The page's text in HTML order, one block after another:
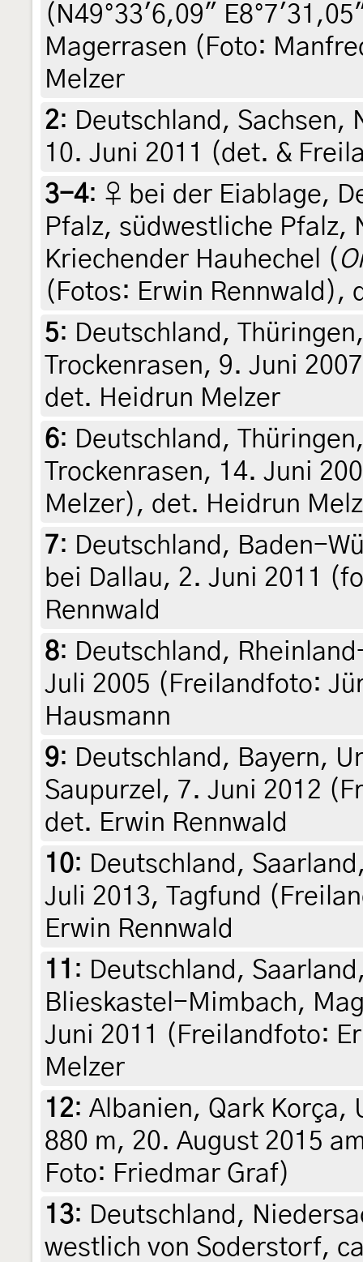
(N49°33'6,09"
Magerrasen (Foto:
Melzer
2: Deutschland, Sachsen,
10. Juni 2011 (det. &
3-4: ♀ bei der Eiablage,
Pfalz, südwestliche Pfalz,
Kriechender Hauhechel (
(Fotos: Erwin Rennwald),
5: Deutschland,
Trockenrasen, 9. Juni
det. Heidrun Melzer
6: Deutschland,
Trockenrasen, 14. Juni
Melzer), det. Heidrun
7: Deutschland, Baden-
bei Dallau, 2. Juni 2011
Rennwald
8: Deutschland,
Juli 2005 (Freilandfoto:
Hausmann
9: Deutschland, Bayern,
Saupurzel, 7. Juni 2012
det. Erwin Rennwald
10: Deutschland,
Juli 2013, Tagfund
Erwin Rennwald
11 : Deutschland,
Blieskastel-Mimbach,
Juni 2011 (Freilandfoto:
Melzer
12: Albanien, Qark Korça,
880 m, 20. August 2015
Foto: Friedmar Graf)
13: Deutschland,
westlich von Soderstorf,